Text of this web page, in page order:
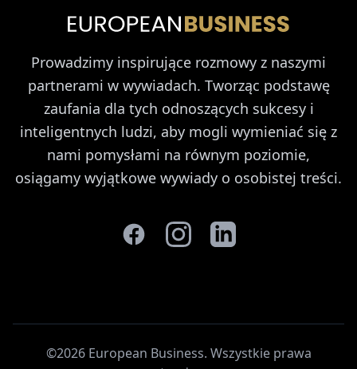
Prowadzimy inspirujące rozmowy z naszymi
partnerami w wywiadach. Tworząc podstawę
zaufania dla tych odnoszących sukcesy i
inteligentnych ludzi, aby mogli wymieniać się z
nami pomysłami na równym poziomie,
osiągamy wyjątkowe wywiady o osobistej treści.
©2026 European Business. Wszystkie prawa